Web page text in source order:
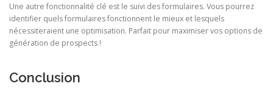
Une autre fonctionnalité clé est le suivi des formulaires. Vous pourrez
identifier quels formulaires fonctionnent le mieux et lesquels
nécessiteraient une optimisation. Parfait pour maximiser vos options de
génération de prospects !
Conclusion